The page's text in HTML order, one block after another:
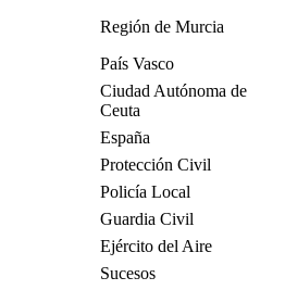
Región de Murcia
País Vasco
Ciudad Autónoma de
Ceuta
España
Protección Civil
Policía Local
Guardia Civil
Ejército del Aire
Sucesos